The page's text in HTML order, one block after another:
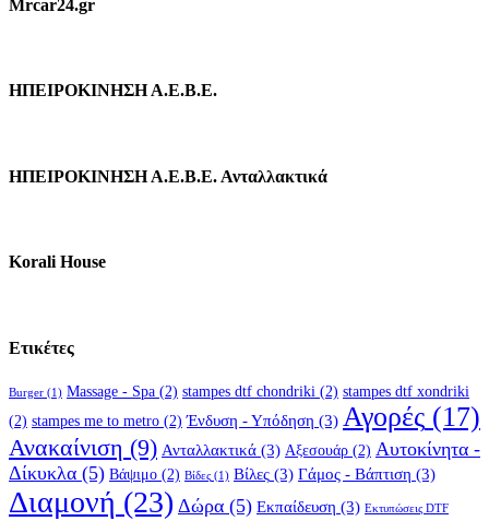
Mrcar24.gr
ΗΠΕΙΡΟΚΙΝΗΣΗ Α.Ε.Β.Ε.
ΗΠΕΙΡΟΚΙΝΗΣΗ Α.Ε.Β.Ε. Ανταλλακτικά
Korali House
Ετικέτες
Burger (1) Massage - Spa (2) stampes dtf chondriki (2) stampes dtf xondriki
(2) stampes me to metro (2) Ένδυση - Υπόδηση (3) Αγορές (17)
Ανακαίνιση (9) Ανταλλακτικά (3) Αξεσουάρ (2) Αυτοκίνητα -
Δίκυκλα (5) Βάψιμο (2) Βίδες (1) Βίλες (3) Γάμος - Βάπτιση (3)
Διαμονή (23) Δώρα (5) Εκπαίδευση (3) Εκτυπώσεις DTF